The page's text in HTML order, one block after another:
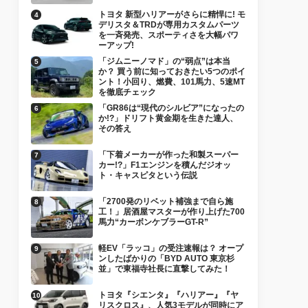
トヨタ 新型ハリアーがさらに精悍に! モ
デリスタ＆TRDが専用カスタムパーツ
を一斉発売、スポーティさを大幅パワ
ーアップ!
「ジムニーノマド」の“弱点”は本当
か？ 買う前に知っておきたい5つのポイ
ント！小回り、燃費、101馬力、5速MT
を徹底チェック
「GR86は“現代のシルビア”になったの
か!?」ドリフト黄金期を生きた達人、
その答え
「下着メーカーが作った和製スーパー
カー!?」F1エンジンを積んだジオッ
ト・キャスピタという伝説
「2700発のリベット補強まで自ら施
工！」居酒屋マスターが作り上げた700
馬力“カーボンケブラーGT-R”
軽EV「ラッコ」の受注速報は？ オープ
ンしたばかりの「BYD AUTO 東京杉
並」で東福寺社長に直撃してみた！
トヨタ『シエンタ』『ハリアー』『ヤ
リスクロス』、人気3モデルが同時にア